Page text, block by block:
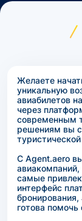
Желаете
уникальную
авиабилетов
через
современным
решениям вы
С Agent.aero
авиакомпаний,
самые
интерфейс
бронирования,
готова